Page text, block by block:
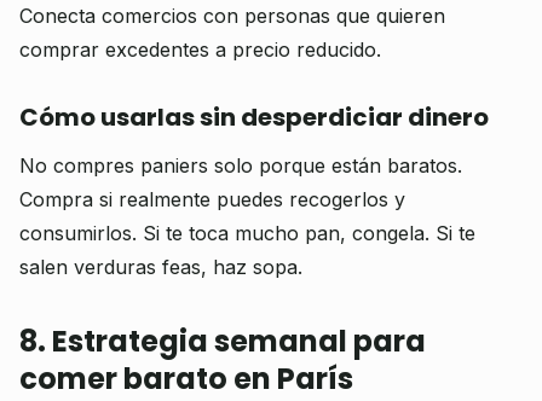
Conecta comercios con personas que quieren
comprar excedentes a precio reducido.
Cómo usarlas sin desperdiciar dinero
No compres paniers solo porque están baratos.
Compra si realmente puedes recogerlos y
consumirlos. Si te toca mucho pan, congela. Si te
salen verduras feas, haz sopa.
8. Estrategia semanal para
comer barato en París